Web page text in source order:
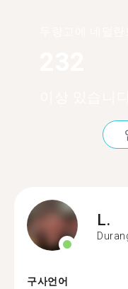
L.
구사언어